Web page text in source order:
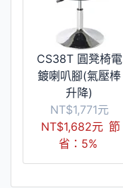
CS38T 圓凳椅電
鍍喇叭腳(氣壓棒
升降)
NT$1,771元
NT$1,682元 節
省：5%